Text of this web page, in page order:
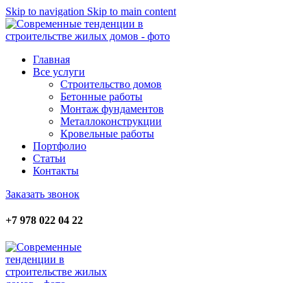
Skip to navigation Skip to main content
Главная
Все услуги
Строительство домов
Бетонные работы
Монтаж фундаментов
Металлоконструкции
Кровельные работы
Портфолио
Статьи
Контакты
Заказать звонок
+7 978 022 04 22